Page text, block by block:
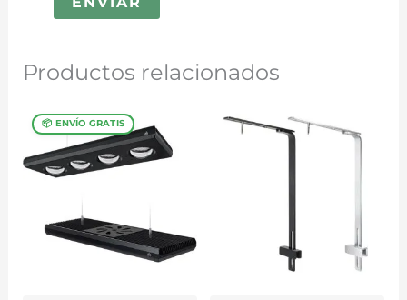
Productos relacionados